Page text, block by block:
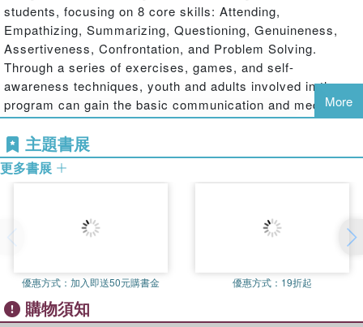
students, focusing on 8 core skills: Attending,
Empathizing, Summarizing, Questioning, Genuineness,
Assertiveness, Confrontation, and Problem Solving.
Through a series of exercises, games, and self-
awareness techniques, youth and adults involved in the
program can gain the basic communication and mediation
skills necessary to effectively help their peers.
An overview of peer helping,
value of and techniques for helping non-professionals
responsible for planning, implementing and/or
helping is a worthwhile undertaking – reducing drug and
alcohol abuse, dropouts, violence and conflict, HIV and
AIDS, pregnancy, stress and negative peer pressure. New
More
主題書展
更多書展
優惠方式： 加入即送50元購書金 優惠方式： 19折起
購物須知